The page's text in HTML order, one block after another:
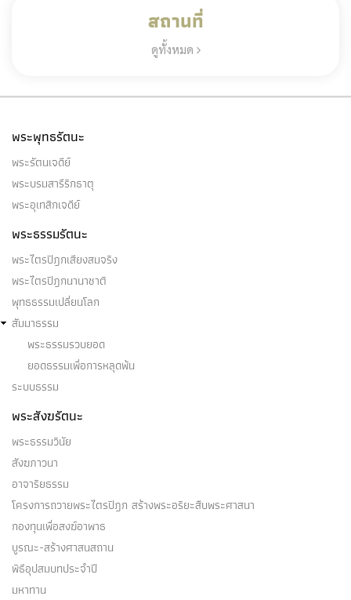
สถานที่
ดูทั้งหมด
พระพุทธรัตนะ
พระรัตนเจดีย์
พระบรมสารีริกธาตุ
พระอุเทสิกเจดีย์
พระธรรมรัตนะ
พระไตรปิฎกเสียงสมจริง
พระไตรปิฎกนานาชาติ
พุทธธรรมเปลี่ยนโลก
สัมมาธรรม
พระธรรมรวบยอด
ยอดธรรมเพื่อการหลุดพ้น
ระบบธรรม
พระสังฆรัตนะ
พระธรรมวินัย
สังฆภาวนา
อาจาริยธรรม
โครงการถวายพระไตรปิฎก สร้างพระอริยะสืบพระศาสนา
กองทุนเพื่อสงฆ์อาพาธ
บูรณะ-สร้างศาสนสถาน
พิธีอุปสมบทประจำปี
มหาทาน